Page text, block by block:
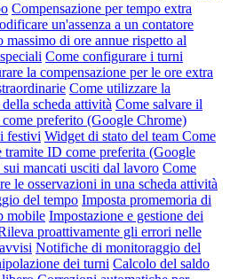
Compensazione per tempo extra
un'assenza a un contatore
massimo di ore annue rispetto al
Come configurare i turni
la compensazione per le ore extra
Come utilizzare la
scheda attività Come salvare il
preferito (Google Chrome)
festivi Widget di stato del team Come
tramite ID come preferita (Google
mancati usciti dal lavoro Come
le osservazioni in una scheda attività
del tempo Imposta promemoria di
mobile Impostazione e gestione dei
proattivamente gli errori nelle
Notifiche di monitoraggio del
dei turni Calcolo del saldo